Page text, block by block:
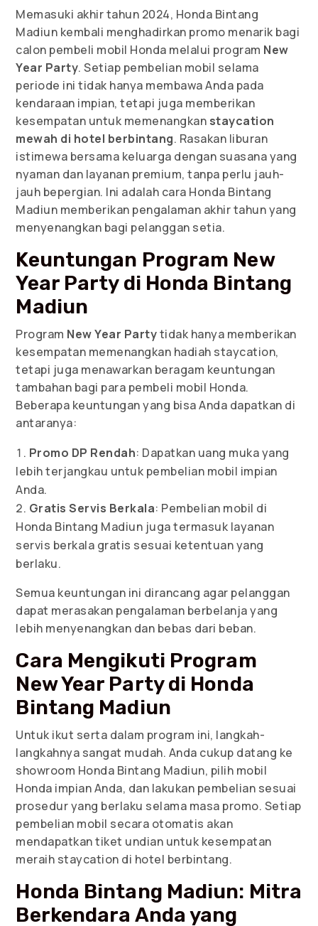
Memasuki akhir tahun 2024, Honda Bintang
Madiun kembali menghadirkan promo menarik bagi
calon pembeli mobil Honda melalui program New
Year Party. Setiap pembelian mobil selama
periode ini tidak hanya membawa Anda pada
kendaraan impian, tetapi juga memberikan
kesempatan untuk memenangkan staycation
mewah di hotel berbintang. Rasakan liburan
istimewa bersama keluarga dengan suasana yang
nyaman dan layanan premium, tanpa perlu jauh-
jauh bepergian. Ini adalah cara Honda Bintang
Madiun memberikan pengalaman akhir tahun yang
menyenangkan bagi pelanggan setia.
Keuntungan Program New
Year Party di Honda Bintang
Madiun
Program New Year Partytidak hanya memberikan
kesempatan memenangkan hadiah staycation,
tetapi juga menawarkan beragam keuntungan
tambahan bagi para pembeli mobil Honda.
Beberapa keuntungan yang bisa Anda dapatkan di
antaranya:
Promo DP Rendah: Dapatkan uang muka yang
lebih terjangkau untuk pembelian mobil impian
Anda.
Gratis Servis Berkala: Pembelian mobil di
Honda Bintang Madiun juga termasuk layanan
servis berkala gratis sesuai ketentuan yang
berlaku.
Semua keuntungan ini dirancang agar pelanggan
dapat merasakan pengalaman berbelanja yang
lebih menyenangkan dan bebas dari beban.
Cara Mengikuti Program
New Year Party di Honda
Bintang Madiun
Untuk ikut serta dalam program ini, langkah-
langkahnya sangat mudah. Anda cukup datang ke
showroom Honda Bintang Madiun, pilih mobil
Honda impian Anda, dan lakukan pembelian sesuai
prosedur yang berlaku selama masa promo. Setiap
pembelian mobil secara otomatis akan
mendapatkan tiket undian untuk kesempatan
meraih staycation di hotel berbintang.
Honda Bintang Madiun: Mitra
Berkendara Anda yang